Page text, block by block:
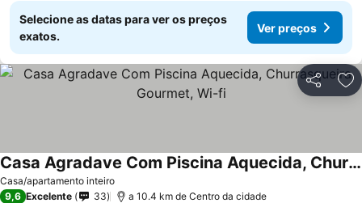
Selecione as datas para ver os preços
exatos.
Ver preços
Partilhar
Casa/apartamento inteiro
Casa Agradave Com Piscina Aquecida, Churrasqueira Gourmet, Wi-fi
Ver preços
9,6 Excelente 33 a 10.4 km de Centro da cidade